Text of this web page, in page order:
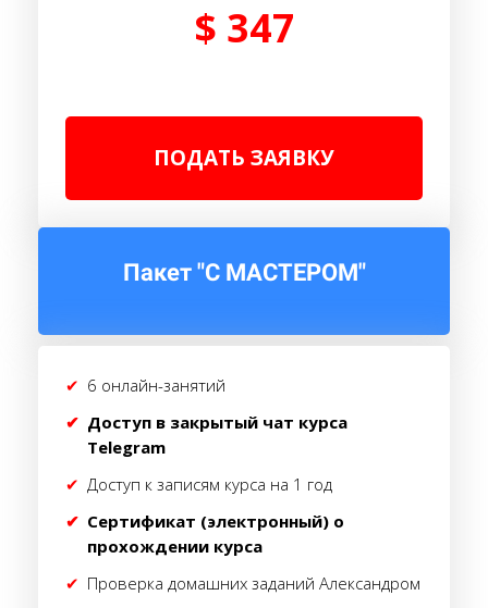
$ 347
ПОДАТЬ ЗАЯВКУ
Пакет "С МАСТЕРОМ"
6 онлайн-занятий
Доступ в закрытый чат курса
Telegram
Доступ к записям курса на 1 год
Сертификат (электронный) о
прохождении курса
Проверка домашних заданий Александром